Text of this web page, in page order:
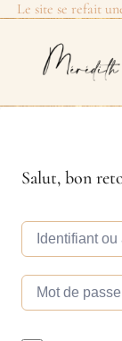
Le site se refait
Salut, bon